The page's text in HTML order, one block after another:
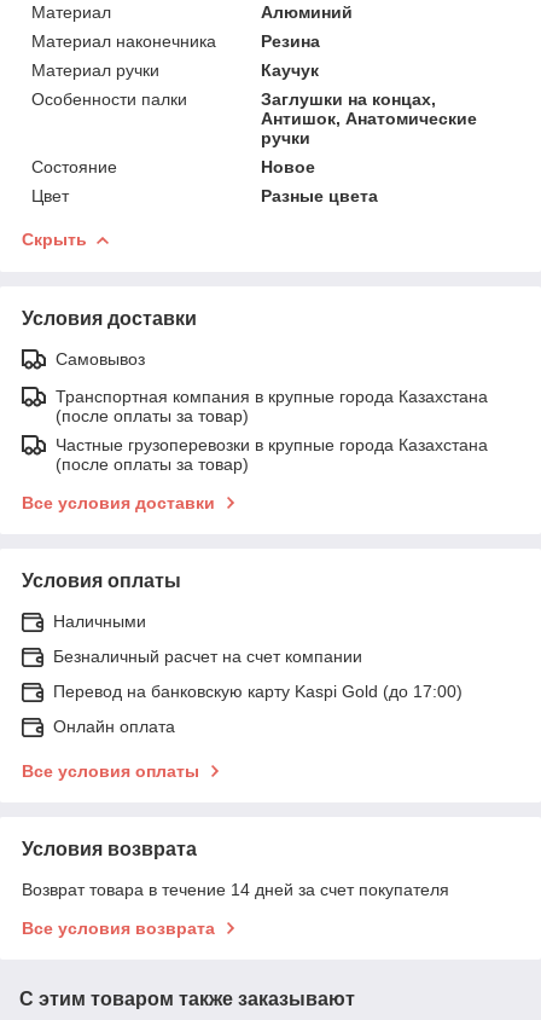
Материал
Алюминий
Материал наконечника
Резина
Материал ручки
Каучук
Особенности палки
Заглушки на концах,
Антишок, Анатомические
ручки
Состояние
Новое
Цвет
Разные цвета
Скрыть
Условия доставки
Самовывоз
Транспортная компания в крупные города Казахстана
(после оплаты за товар)
Частные грузоперевозки в крупные города Казахстана
(после оплаты за товар)
Все условия доставки
Условия оплаты
Наличными
Безналичный расчет на счет компании
Перевод на банковскую карту Kaspi Gold (до 17:00)
Онлайн оплата
Все условия оплаты
Условия возврата
Возврат товара в течение 14 дней за счет покупателя
Все условия возврата
С этим товаром также заказывают